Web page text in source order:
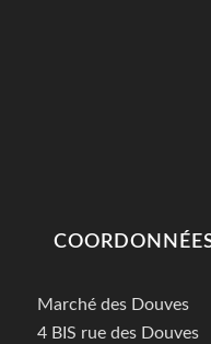
Marché des Douves
4 BIS rue des Douves